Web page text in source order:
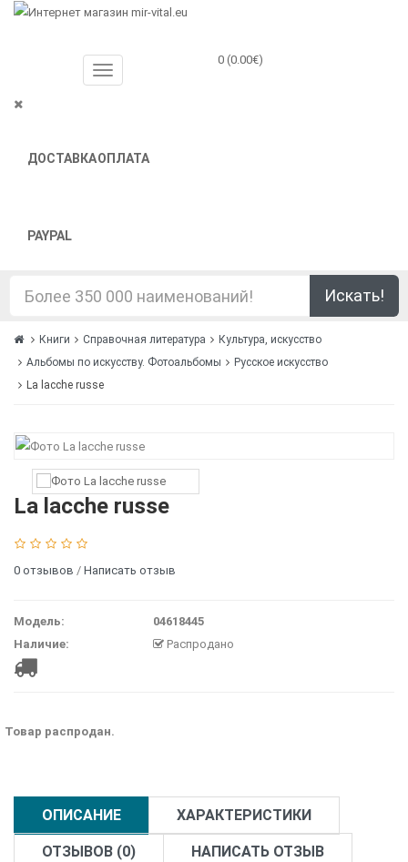
ДОСТАВКАОПЛАТА
PAYPAL
0 (0.00€)
Искать!
Книги Справочная литература
Культура, искусство
Альбомы по искусству. Фотоальбомы
Русское искусство
La lacche russe
La lacche russe
0 отзывов / Написать отзыв
Модель:
04618445
Наличие:
Распродано
Товар распродан.
ОПИСАНИЕ ХАРАКТЕРИСТИКИ
ОТЗЫВОВ (0) НАПИСАТЬ ОТЗЫВ